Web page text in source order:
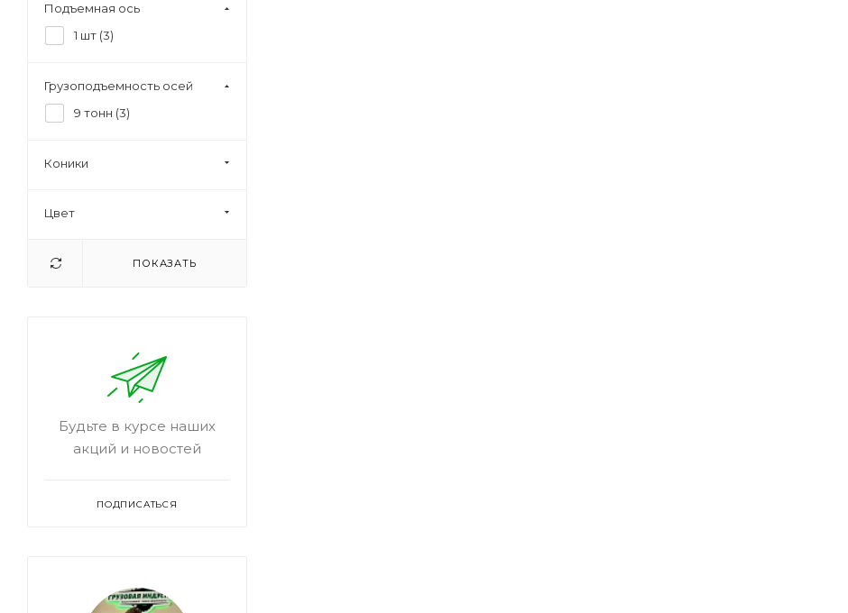
Подъемная ось
1 шт (3)
Грузоподъемность осей
9 тонн (3)
Коники
Цвет
ПОКАЗАТЬ
Будьте в курсе наших
акций и новостей
ПОДПИСАТЬСЯ